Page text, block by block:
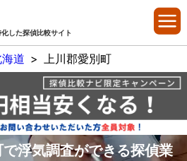
した探偵比較サイト
道 > 上川郡愛別町
浮気調査ができる探偵業